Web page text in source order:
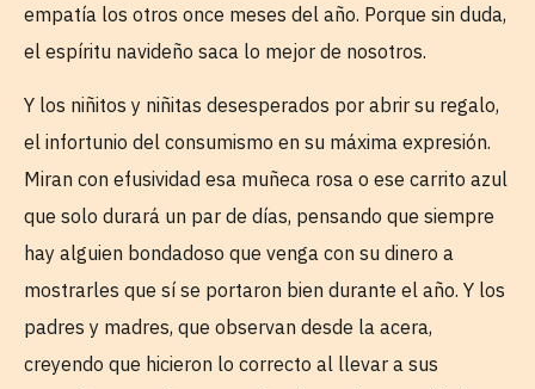
empatía los otros once meses del año. Porque sin duda,
el espíritu navideño saca lo mejor de nosotros.
Y los niñitos y niñitas desesperados por abrir su regalo,
el infortunio del consumismo en su máxima expresión.
Miran con efusividad esa muñeca rosa o ese carrito azul
que solo durará un par de días, pensando que siempre
hay alguien bondadoso que venga con su dinero a
mostrarles que sí se portaron bien durante el año. Y los
padres y madres, que observan desde la acera,
creyendo que hicieron lo correcto al llevar a sus